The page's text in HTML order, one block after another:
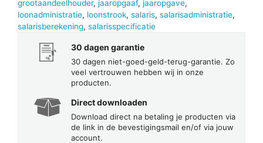
grootaandeelhouder, jaaropgaaf, jaaropgave,
loonadministratie, loonstrook, salaris, salarisadministratie,
salarisberekening, salarisspecificatie
30 dagen garantie
30 dagen niet-goed-geld-terug-garantie. Zo
veel vertrouwen hebben wij in onze
producten.
Direct downloaden
Download direct na betaling je producten via
de link in de bevestigingsmail en/of via jouw
account.